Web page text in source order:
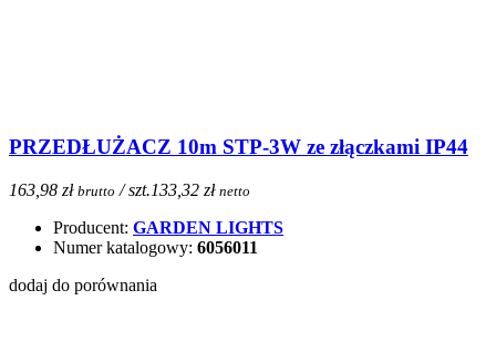
PRZEDŁUŻACZ 10m STP-3W ze złączkami IP44
163,98 zł brutto / szt.133,32 zł netto
Producent: GARDEN LIGHTS
Numer katalogowy: 6056011
dodaj do porównania